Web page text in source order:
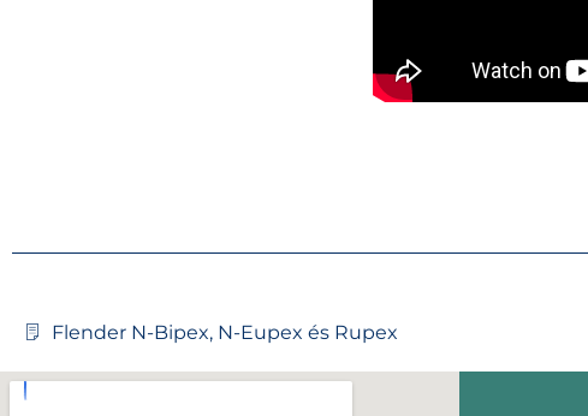
Flender N-Bipex, N-Eupex és Rupex